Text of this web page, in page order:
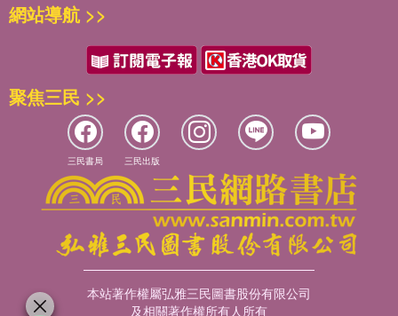
網站導航 >>
聚焦三民 >>
三民書局 三民出版
本站著作權屬弘雅三民圖書股份有限公司
及相關著作權所有人所有